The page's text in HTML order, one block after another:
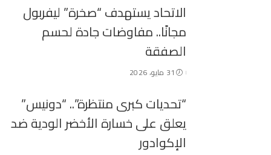
الاتحاد يستهدف “صخرة” ليفربول
مجانًا.. مفاوضات جادة لحسم
الصفقة
31 مايو، 2026
“تحديات كبرى منتظرة”.. “دونيس”
يعلق على خسارة الأخضر الودية ضد
الإكوادور